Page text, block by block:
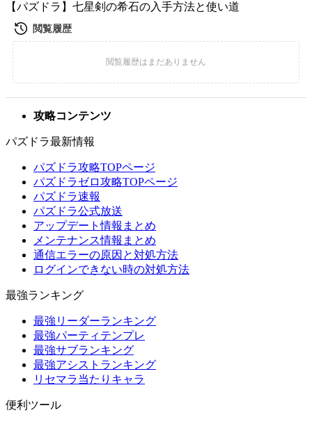
【パズドラ】七星剣の希石の入手方法と使い道
攻略コンテンツ
パズドラ最新情報
パズドラ攻略TOPページ
パズドラゼロ攻略TOPページ
パズドラ速報
パズドラ公式放送
アップデート情報まとめ
メンテナンス情報まとめ
通信エラーの原因と対処方法
ログインできない時の対処方法
最強ランキング
最強リーダーランキング
最強パーティテンプレ
最強サブランキング
最強アシストランキング
リセマラ当たりキャラ
便利ツール